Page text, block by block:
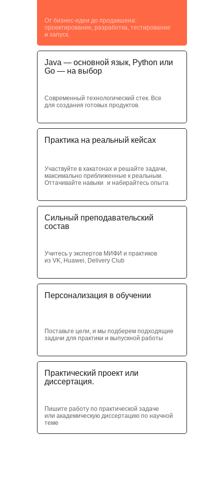
От бизнес-идеи до продакшена:
проектирование, разработка, тестирование
и запуск.
Практика на реальный кейсах
Участвуйте в хакатонах и решайте задачи,
максимально приближенные к реальным.
Оттачивайте навыки и набирайтесь опыта
Персонализация в обучении
Поставьте цели, и мы подберем подходящие
задачи для практики и выпускной работы
Java — основной язык, Python или
Go — на выбор
Современный технологический стек. Все
для создания готовых продуктов.
Сильный преподавательский
состав
Учитесь у экспертов МИФИ и практиков
из VK, Huawei, Delivery Club
Практический проект или
диссертация.
Пишите работу по практической задаче
или академическую диссертацию по научной
теме